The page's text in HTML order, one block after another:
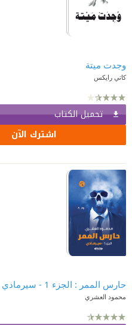
وجدت ميتة
كاتي رايكس
تحميل الكتاب
اشترك الآن
حارس الممر : الجزء 1 - سيرمادي
محمود العشري